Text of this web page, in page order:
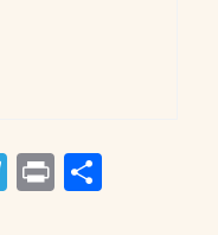
T
P